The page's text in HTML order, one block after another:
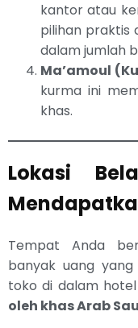
kantor atau
pilihan praktis
dalam jumlah
Ma’amoul
kurma ini
khas.
Lokasi
Tempat Anda
banyak uang
toko di dalam
oleh khas Arab